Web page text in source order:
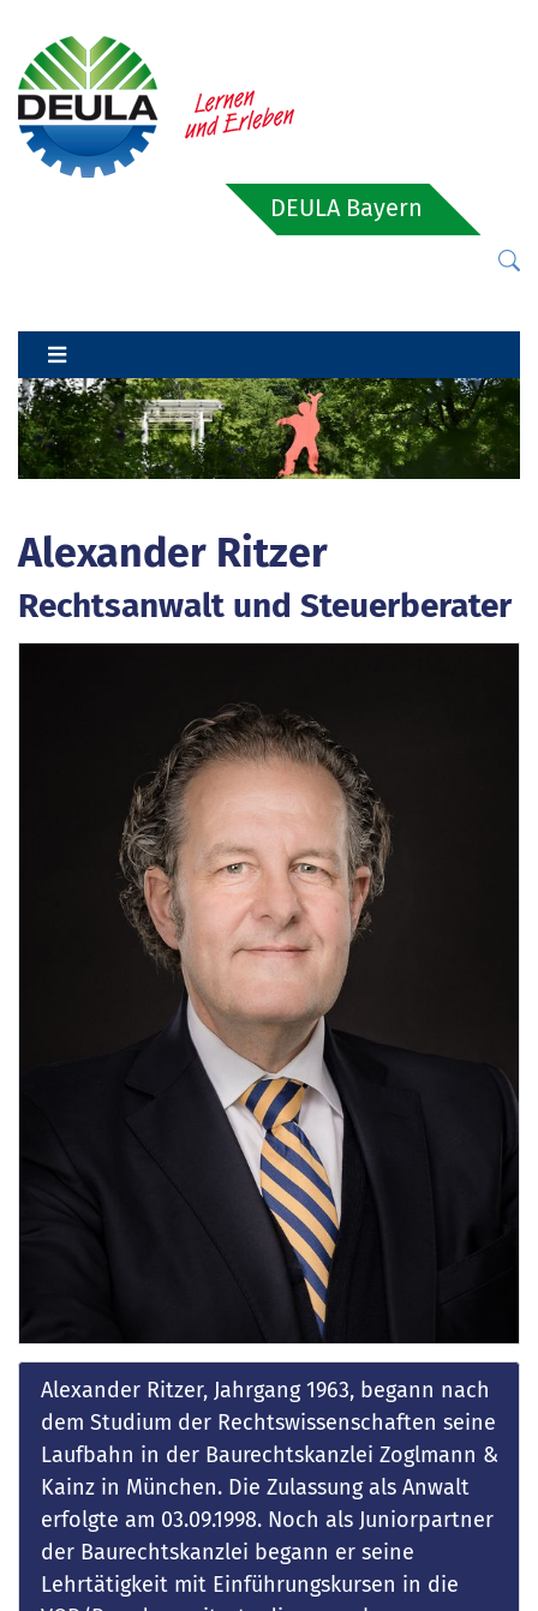
DEULA Bayern
Alexander Ritzer
Rechtsanwalt und Steuerberater
Alexander Ritzer, Jahrgang 1963, begann nach
dem Studium der Rechtswissenschaften seine
Laufbahn in der Baurechtskanzlei Zoglmann &
Kainz in München. Die Zulassung als Anwalt
erfolgte am 03.09.1998. Noch als Juniorpartner
der Baurechtskanzlei begann er seine
Lehrtätigkeit mit Einführungskursen in die